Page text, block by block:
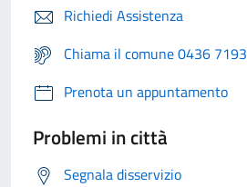
Richiedi Assistenza
Chiama il comune 0436 7193
Prenota un appuntamento
Problemi in città
Segnala disservizio